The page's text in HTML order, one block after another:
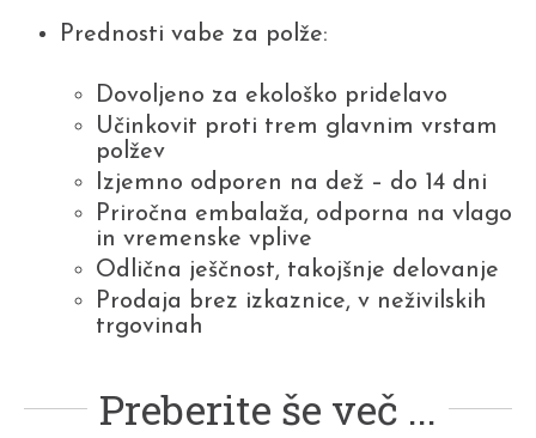
Prednosti vabe za polže:
Dovoljeno za ekološko pridelavo
Učinkovit proti trem glavnim vrstam
polžev
Izjemno odporen na dež – do 14 dni
Priročna embalaža, odporna na vlago
in vremenske vplive
Odlična ješčnost, takojšnje delovanje
Prodaja brez izkaznice, v neživilskih
trgovinah
Preberite še več ...